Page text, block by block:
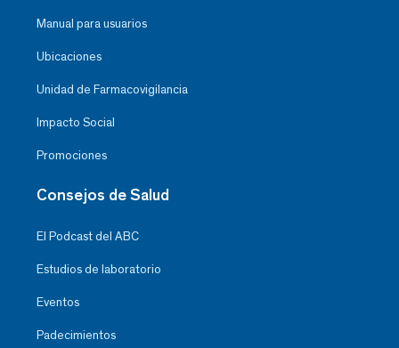
Manual para usuarios
Ubicaciones
Unidad de Farmacovigilancia
Impacto Social
Promociones
Consejos de Salud
El Podcast del ABC
Estudios de laboratorio
Eventos
Padecimientos